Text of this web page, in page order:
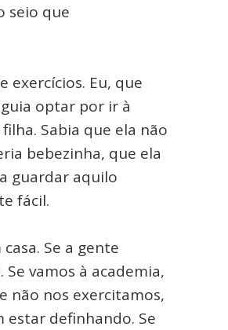
seio que
exercícios. Eu, que
optar por ir à
Sabia que ela não
bebezinha, que ela
guardar aquilo
fácil.
Se a gente
vamos à academia,
não nos exercitamos,
estar definhando. Se